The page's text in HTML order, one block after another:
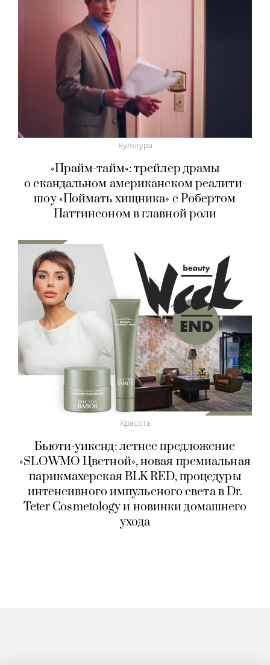
Культура
«Прайм-тайм»: трейлер драмы
о скандальном американском реалити-
шоу «Поймать хищника» с Робертом
Паттинсоном в главной роли
Красота
Бьюти-уикенд: летнее предложение
«SLOWMO Цветной», новая премиальная
парикмахерская BLK RED, процедуры
интенсивного импульсного света в Dr.
Teter Cosmetology и новинки домашнего
ухода